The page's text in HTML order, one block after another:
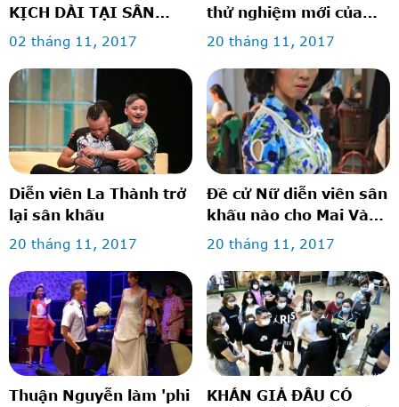
KỊCH DÀI TẠI SÂN
KHẤU THẾ GIỚI TRẺ
02 tháng 11, 2017
thử nghiệm mới của
SKTGT
20 tháng 11, 2017
Diễn viên La Thành trở
lại sân khấu
20 tháng 11, 2017
Đề cử Nữ diễn viên sân
khấu nào cho Mai Vàng
2017?
20 tháng 11, 2017
Thuận Nguyễn làm 'phi
KHÁN GIẢ ĐÂU CÓ